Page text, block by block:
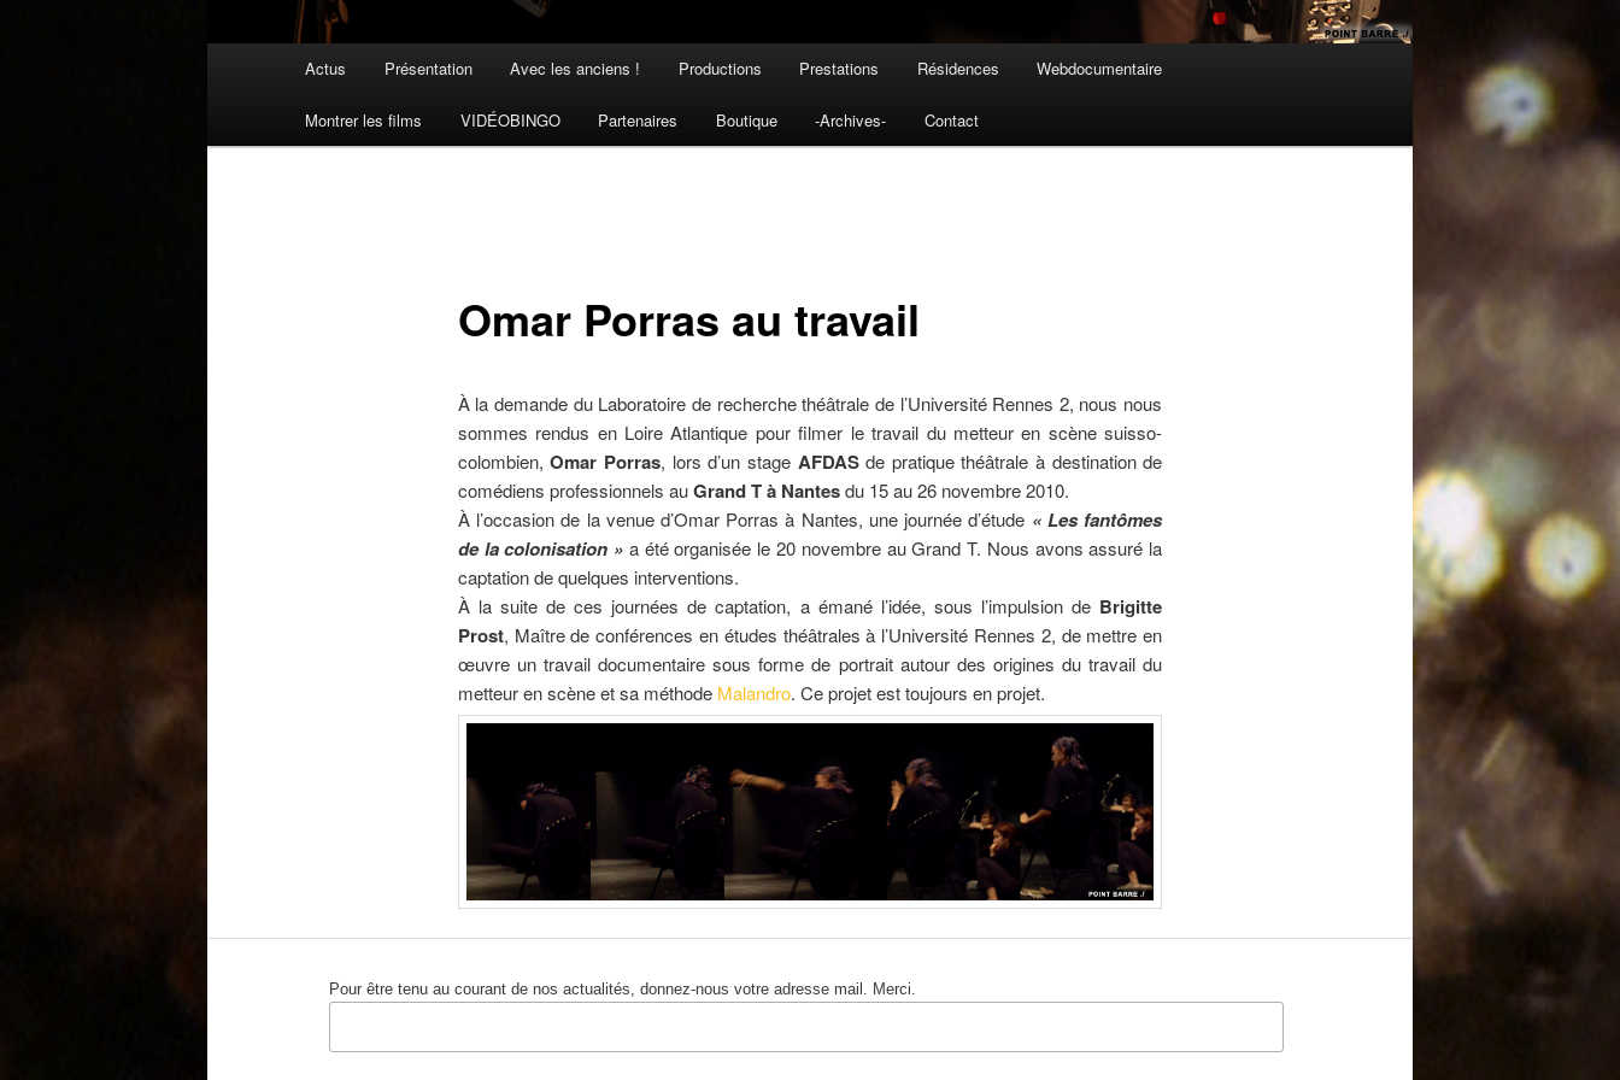
Aller au contenu principal
Aller au contenu secondaire
Actus Présentation Avec les anciens ! Productions Prestations Résidences Webdocumentaire
Montrer les films VIDÉOBINGO Partenaires Boutique -Archives- Contact
Omar Porras au travail
À la demande du Laboratoire de recherche théâtrale de l’Université Rennes 2, nous nous
sommes rendus en Loire Atlantique pour filmer le travail du metteur en scène suisso-
colombien,Omar Porras, lors d’un stage AFDASde pratique théâtrale à destination de
comédiens professionnels auGrand T à Nantesdu 15 au 26 novembre 2010.
À l’occasion de la venue d’Omar Porras à Nantes, une journée d’étude « Les fantômes
de la colonisation » a été organisée le 20 novembre au Grand T. Nous avons assuré la
captation de quelques interventions.
À la suite de ces journées de captation, a émané l’idée, sous l’impulsion de Brigitte
Prost, Maître de conférences en études théâtrales à l’Université Rennes 2, de mettre en
œuvre un travail documentaire sous forme de portrait autour des origines du travail du
metteur en scène et sa méthode Malandro. Ce projet est toujours en projet.
Pour être tenu au courant de nos actualités, donnez-nous votre adresse mail. Merci.